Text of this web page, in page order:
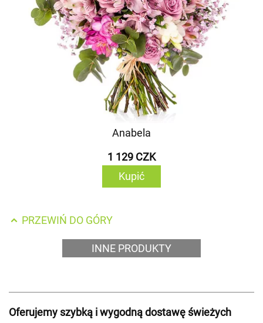
Anabela
1 129 CZK
Kupić
PRZEWIŃ DO GÓRY
INNE PRODUKTY
Oferujemy szybką i wygodną dostawę świeżych